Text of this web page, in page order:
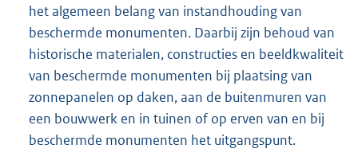
het algemeen belang van instandhouding van
beschermde monumenten. Daarbij zijn behoud van
historische materialen, constructies en beeldkwaliteit
van beschermde monumenten bij plaatsing van
zonnepanelen op daken, aan de buitenmuren van
een bouwwerk en in tuinen of op erven van en bij
beschermde monumenten het uitgangspunt.